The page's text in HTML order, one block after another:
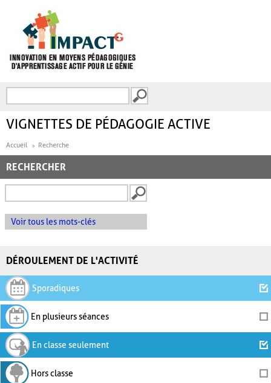
FORMULAIRE DE
VIGNETTES DE PÉDAGOGIE ACTIVE
Accueil Recherche
RECHERCHER
Voir tous les mots-clés
DÉROULEMENT DE L'ACTIVITÉ
Sporadiques
En plusieurs séances
En classe seulement
Hors classe